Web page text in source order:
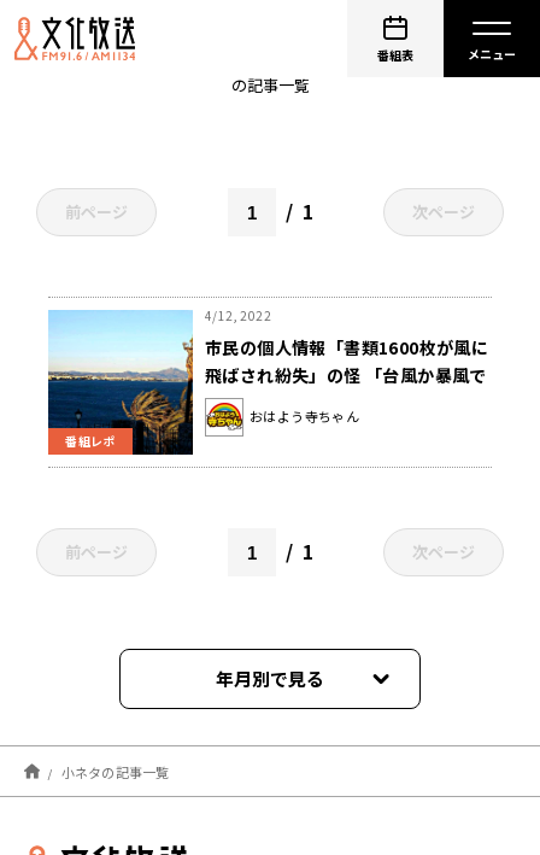
番組表
の記事一覧
前ページ 1 次ページ
番組レポ
4/12, 2022
市民の個人情報「書類1600枚が風に
飛ばされ紛失」の怪 「台風か暴風で
すよね」「緊縮財政で紙がペラペ
ラ？」
おはよう寺ちゃん
前ページ 1 次ページ
年月別で見る
2022年04月
小ネタの記事一覧